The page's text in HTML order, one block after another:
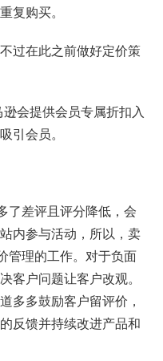
复购买。
过在此之前做好定价策
会提供会员专属折扣入
引会员。
了差评且评分降低，会
内参与活动，所以，卖
管理的工作。对于负面
客户问题让客户改观。
多多鼓励客户留评价，
反馈并持续改进产品和